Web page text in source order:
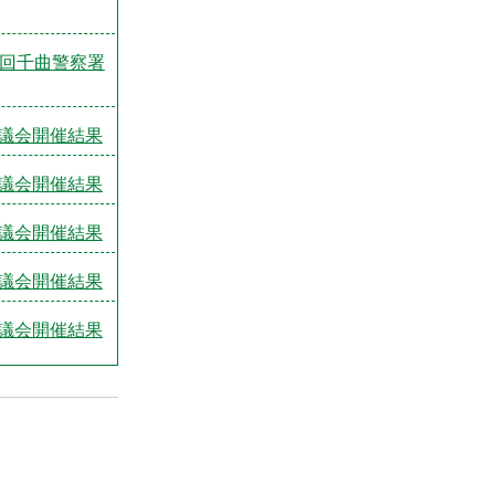
千曲警察署
会開催結果
会開催結果
会開催結果
会開催結果
会開催結果